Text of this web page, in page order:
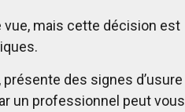
vue, mais cette décision est
des signes d’usure
un professionnel peut vous